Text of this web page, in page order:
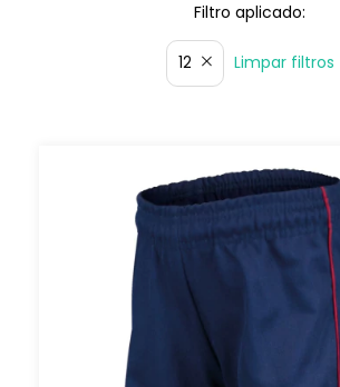
Filtro aplicado:
12 Limpar filtros